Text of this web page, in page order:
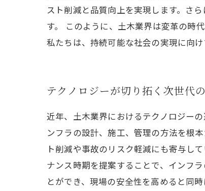
スト削減と品質向上を実現します。さ
す。 このように、土木業界は変革の時
私たちは、持続可能な社会の実現に向
テクノロジーが切り拓く次世代
近年、土木業界におけるテクノロジー
ンフラの設計、施工、管理の方法を根
ト削減や事故のリスク軽減にも寄与し
ナンス時期を提案することで、インフ
とができ、現場の安全性を高めると同